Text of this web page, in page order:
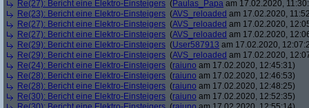
Re(27): Bericht eine Elektro-Einsteigers (Paulas_Papa am 17.02.2020,
Re(23): Bericht eine Elektro-Einsteigers (AVS_reloaded am 17.02.2020,
Re(27): Bericht eine Elektro-Einsteigers (AVS_reloaded am 17.02.2020,
Re(27): Bericht eine Elektro-Einsteigers (AVS_reloaded am 17.02.2020,
Re(29): Bericht eine Elektro-Einsteigers (User587913 am 17.02.2020,
Re(29): Bericht eine Elektro-Einsteigers (AVS_reloaded am 17.02.2020,
Re(24): Bericht eine Elektro-Einsteigers (raiuno am 17.02.2020, 12:45:31)
Re(28): Bericht eine Elektro-Einsteigers (raiuno am 17.02.2020, 12:46:53)
Re(28): Bericht eine Elektro-Einsteigers (raiuno am 17.02.2020, 12:48:25)
Re(30): Bericht eine Elektro-Einsteigers (raiuno am 17.02.2020, 12:52:35)